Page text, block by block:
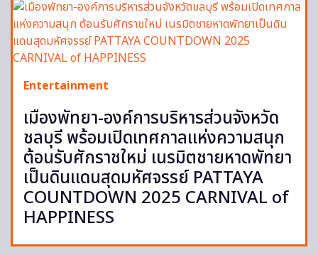
Entertainment
เมืองพัทยา-องค์การบริหารส่วนจังหวัด
ชลบุรี พร้อมเปิดเทศกาลแห่งความสนุก
ต้อนรับศักราชใหม่ เนรมิตชายหาดพัทยา
เป็นดินแดนสุดมหัศจรรย์ PATTAYA
COUNTDOWN 2025 CARNIVAL of
HAPPINESS